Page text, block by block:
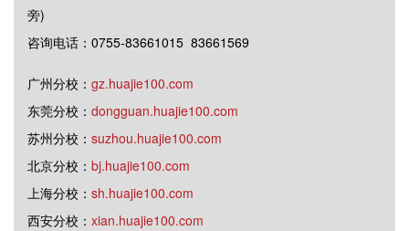
旁)
咨询电话：0755-83661015 83661569
广州分校： gz.huajie100.com
东莞分校： dongguan.huajie100.com
苏州分校： suzhou.huajie100.com
北京分校： bj.huajie100.com
上海分校： sh.huajie100.com
西安分校： xian.huajie100.com